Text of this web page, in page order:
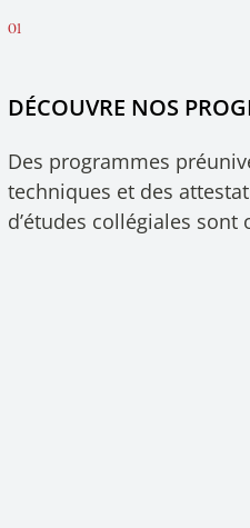
DÉCOUVRE NOS
Des programmes
techniques et des
d’études collégiales sont